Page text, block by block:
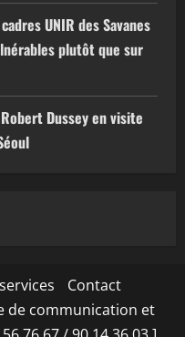
UNIR des Savanes
plutôt que sur
Dussey en visite
Contact
de communication et